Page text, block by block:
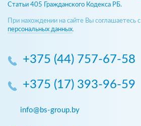
Статьи 405 Гражданского Кодекса РБ.
При нахождении на сайте Вы соглашаетесь с
персональных данных.
+375 (44) 757-67-58
+375 (17) 393-96-59
info@bs-group.by